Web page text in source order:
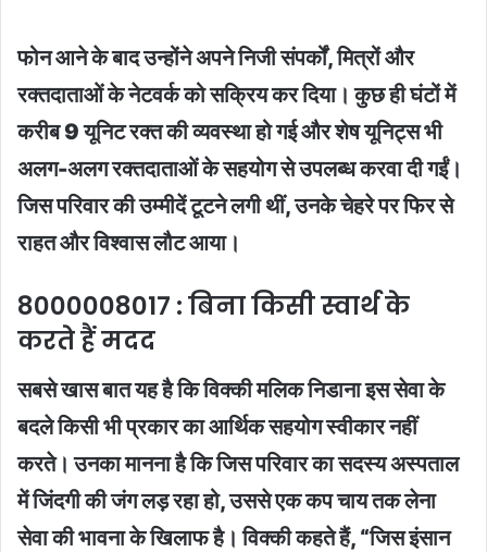
फोन आने के बाद उन्होंने अपने निजी संपर्कों, मित्रों और
रक्तदाताओं के नेटवर्क को सक्रिय कर दिया। कुछ ही घंटों में
करीब 9 यूनिट रक्त की व्यवस्था हो गई और शेष यूनिट्स भी
अलग-अलग रक्तदाताओं के सहयोग से उपलब्ध करवा दी गईं।
जिस परिवार की उम्मीदें टूटने लगी थीं, उनके चेहरे पर फिर से
राहत और विश्वास लौट आया।
8000008017 : बिना किसी स्वार्थ के
करते हैं मदद
सबसे खास बात यह है कि विक्की मलिक निडाना इस सेवा के
बदले किसी भी प्रकार का आर्थिक सहयोग स्वीकार नहीं
करते। उनका मानना है कि जिस परिवार का सदस्य अस्पताल
में जिंदगी की जंग लड़ रहा हो, उससे एक कप चाय तक लेना
सेवा की भावना के खिलाफ है। विक्की कहते हैं, “जिस इंसान